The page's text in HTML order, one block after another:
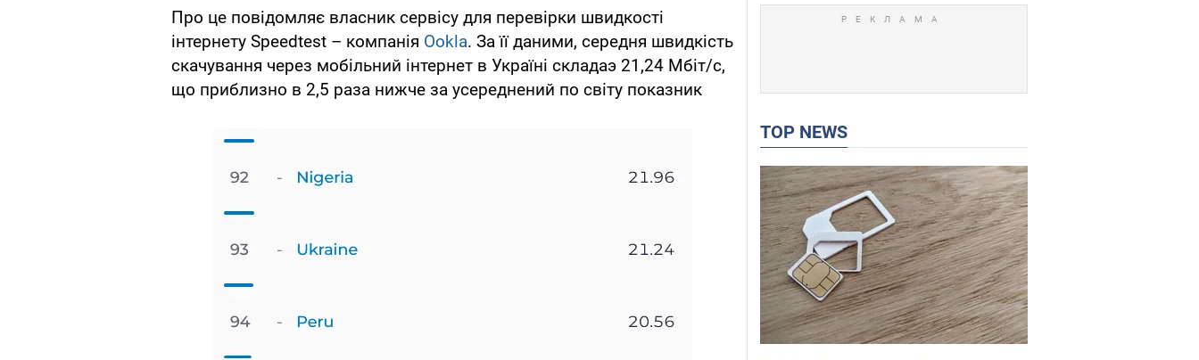
Про це повідомляє власник сервісу для перевірки швидкості
інтернету Speedtest – компанія Ookla. За її даними, середня швидкість
скачування через мобільний інтернет в Україні складаэ 21,24 Мбіт/с,
що приблизно в 2,5 раза нижче за усереднений по світу показник
TOP NEWS